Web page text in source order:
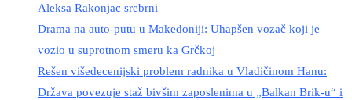
Aleksa Rakonjac srebrni
Drama na auto-putu u Makedoniji: Uhapšen vozač koji je
vozio u suprotnom smeru ka Grčkoj
Rešen višedecenijski problem radnika u Vladičinom Hanu:
Država povezuje staž bivšim zaposlenima u „Balkan Brik-u“ i